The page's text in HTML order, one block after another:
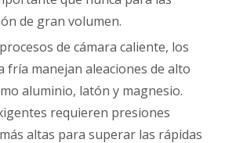
de gran volumen.
de cámara caliente, los
fría manejan aleaciones de alto
aluminio, latón y magnesio.
requieren presiones
altas para superar las rápidas